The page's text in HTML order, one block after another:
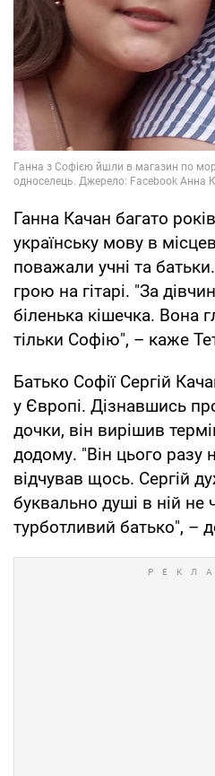
Ганна Качан багато
українську мову в
поважали учні та
грою на гітарі. "За
біленька кішечка. Вона
тільки Софію", – каже
Батько Софії Сергій
у Європі. Дізнавшись
дочки, він вирішив
додому. "Він цього разу
відчував щось. Сергій
буквально душі в ній не
турботливий батько", –